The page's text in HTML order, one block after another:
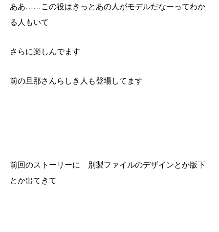
ああ……この役はきっとあの人がモデルだなーってわか
る人もいて
さらに楽しんでます
前の旦那さんらしき人も登場してます
前回のストーリーに 別製ファイルのデザインとか版下
とか出てきて